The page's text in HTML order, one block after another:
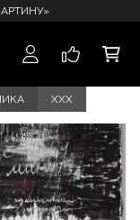
XXX